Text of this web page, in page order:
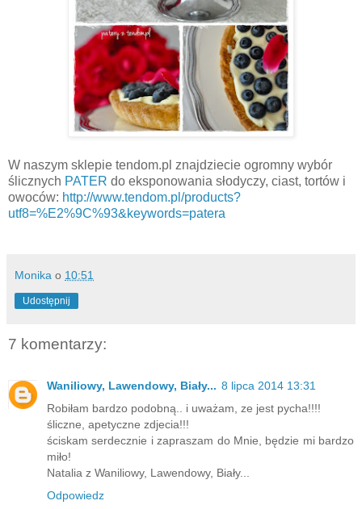
W naszym sklepie tendom.pl znajdziecie ogromny wybór
ślicznych PATER do eksponowania słodyczy, ciast, tortów i
owoców: http://www.tendom.pl/products?
utf8=%E2%9C%93&keywords=patera
Monika o 10:51
Udostępnij
7 komentarzy:
Waniliowy, Lawendowy, Biały... 8 lipca 2014 13:31
Robiłam bardzo podobną.. i uważam, ze jest pycha!!!!
śliczne, apetyczne zdjecia!!!
ściskam serdecznie i zapraszam do Mnie, będzie mi bardzo
miło!
Natalia z Waniliowy, Lawendowy, Biały...
Odpowiedz